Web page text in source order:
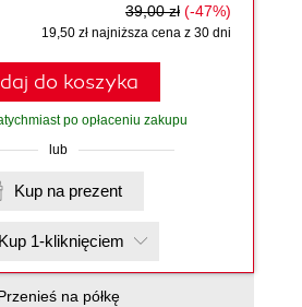
39,00 zł (-47%)
19,50 zł najniższa cena z 30 dni
do koszyka
po opłaceniu zakupu
lub
Kup na prezent
Kup 1-kliknięciem
na półkę